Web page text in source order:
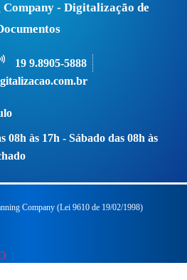
- Digitalização de
19 9.8905-5888
08h às 17h - Sábado das 08h às
Company (Lei 9610 de 19/02/1998)